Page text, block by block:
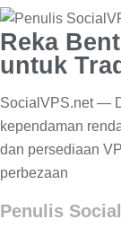
Reka
untuk
SocialVPS.net —
kependaman
dan persediaan
perbezaan
Penulis